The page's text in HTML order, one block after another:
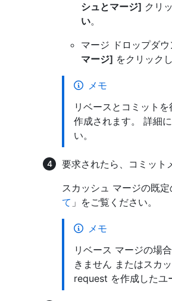
シュとマージ] クリ
い。
マージ ドロップダ
マージ] をクリックし
メモ
リベースとコミット
作成されます。 詳細
い。
要求されたら、コミット
スカッシュ マージの既
て 」をご覧ください。
メモ
リベース マージの場
きません またはスカ
request を作成したユ